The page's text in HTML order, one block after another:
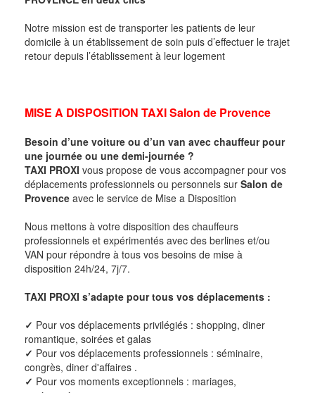
Notre mission est de transporter les patients de leur
domicile à un établissement de soin puis d’effectuer le trajet
retour depuis l’établissement à leur logement
MISE A DISPOSITION TAXISalon de Provence
Besoin d’une voiture ou d’un van avec chauffeur pour
une journée ou une demi-journée ?
TAXI PROXI vous propose de vous accompagner pour vos
déplacements professionnels ou personnels sur Salon de
Provence avec le service de Mise a Disposition
Nous mettons à votre disposition des chauffeurs
professionnels et expérimentés avec des berlines et/ou
VAN pour répondre à tous vos besoins de mise à
disposition 24h/24, 7j/7.
TAXI PROXI s’adapte pour tous vos déplacements :
✓ Pour vos déplacements privilégiés : shopping, diner
romantique, soirées et galas
✓ Pour vos déplacements professionnels : séminaire,
congrès, diner d'affaires .
✓ Pour vos moments exceptionnels : mariages,